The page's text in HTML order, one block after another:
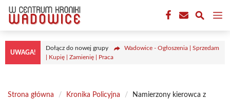
Przejdź
treści
UWAGA!
Dołącz do nowej grupy
Wadowice - Ogłoszenia | Sprzedam
| Kupię | Zamienię | Praca
Strona główna / Kronika Policyjna /
Namierzony kierowca z